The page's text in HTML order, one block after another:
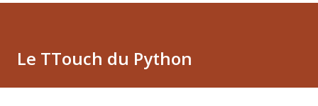
Le TTouch du Python